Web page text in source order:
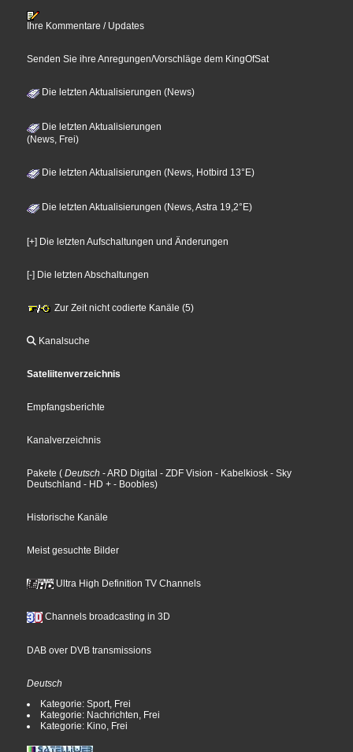
Ihre Kommentare / Updates
Senden Sie ihre Anregungen/Vorschläge dem KingOfSat
Die letzten Aktualisierungen (News)
Die letzten Aktualisierungen
(News, Frei)
Die letzten Aktualisierungen (News, Hotbird 13°E)
Die letzten Aktualisierungen (News, Astra 19,2°E)
[+] Die letzten Aufschaltungen und Änderungen
[-] Die letzten Abschaltungen
Zur Zeit nicht codierte Kanäle (5)
Kanalsuche
Sateliitenverzeichnis
Empfangsberichte
Kanalverzeichnis
Pakete ( Deutsch - ARD Digital - ZDF Vision - Kabelkiosk - Sky
Deutschland - HD + - Boobles)
Historische Kanäle
Meist gesuchte Bilder
Ultra High Definition TV Channels
Channels broadcasting in 3D
DAB over DVB transmissions
Deutsch
Kategorie: Sport, Frei
Kategorie: Nachrichten, Frei
Kategorie: Kino, Frei